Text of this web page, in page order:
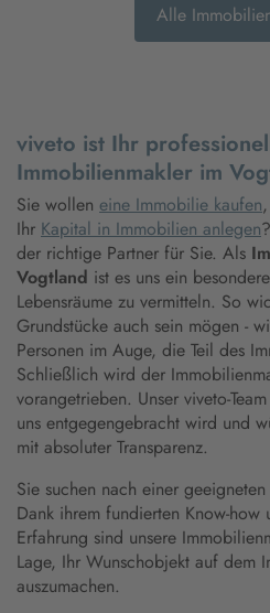
Alle
viveto ist Ihr
Immobilienmakler im
Sie wollen eine Immobilie kaufen,
Ihr Kapital in Immobilien anlegen
der richtige Partner für Sie. Als
Vogtland ist es uns ein
Lebensräume zu vermitteln. So
Grundstücke auch sein mögen -
Personen im Auge, die Teil des
Schließlich wird der
vorangetrieben. Unser viveto-
uns entgegengebracht wird und
mit absoluter Transparenz.
Sie suchen nach einer geeigneten
Dank ihrem fundierten Know-
Erfahrung sind unsere
Lage, Ihr Wunschobjekt auf dem
auszumachen.